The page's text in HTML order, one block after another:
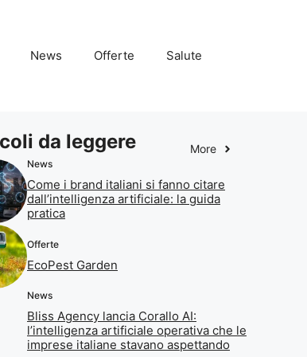
News Offerte Salute
da leggere More
News
Come i brand italiani si fanno citare
dall’intelligenza artificiale: la guida
pratica
Offerte
EcoPest Garden
News
Bliss Agency lancia Corallo AI:
l’intelligenza artificiale operativa che le
imprese italiane stavano aspettando